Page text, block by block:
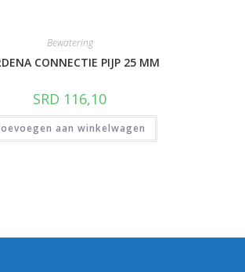
Bewatering
CONNECTIE PIJP 25 MM
SRD 116,10
aan winkelwagen